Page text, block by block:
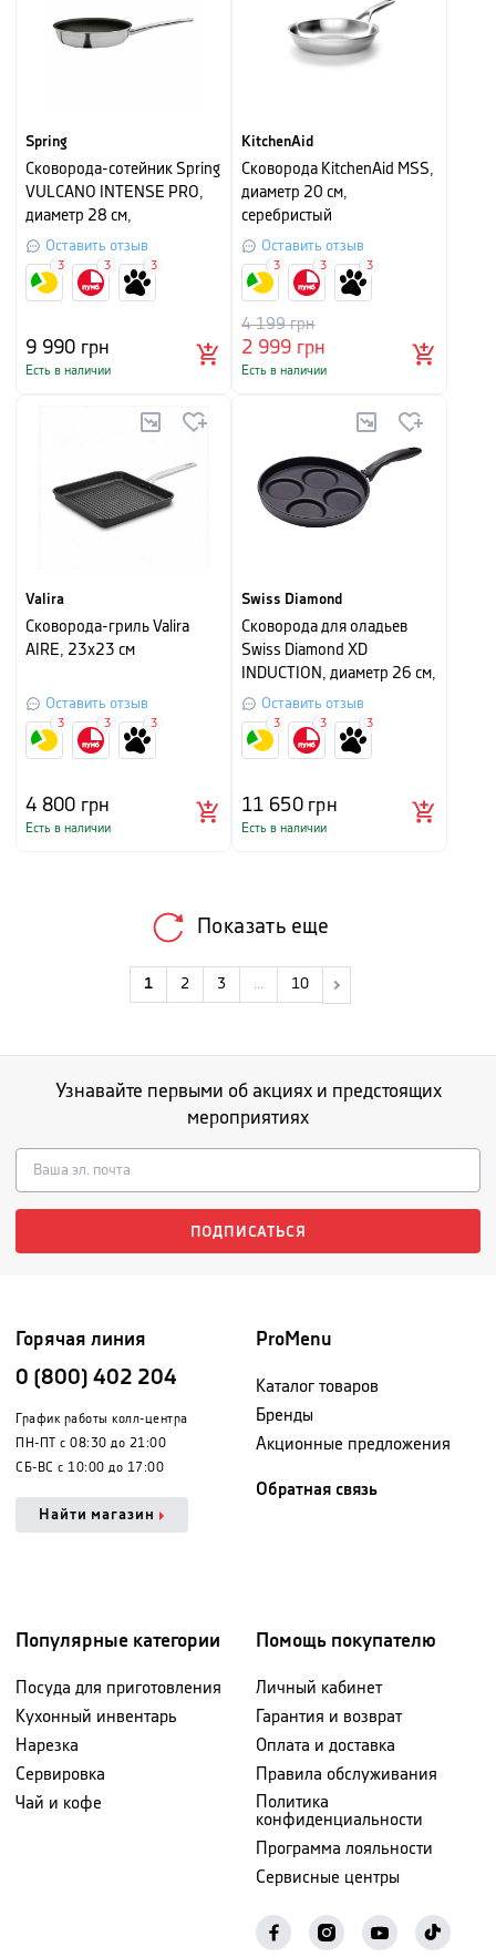
Spring
Сковорода-сотейник Spring
VULCANO INTENSE PRO,
диаметр 28 см,
серебристый
Оставить отзыв
9 990 грн
Есть в наличии
3 3 3
KitchenAid
Сковорода KitchenAid MSS,
диаметр 20 см,
серебристый
Оставить отзыв
2 999 грн
4 199грн
Есть в наличии
3 3 3
Valira
Сковорода-гриль Valira
AIRE, 23x23 см
Оставить отзыв
4 800 грн
Есть в наличии
3 3 3
Swiss Diamond
Сковорода для оладьев
Swiss Diamond XD
INDUCTION, диаметр 26 см,
черная
Оставить отзыв
11 650грн
Есть в наличии
3 3 3
Показать еще
1 2 3 ... 10
Узнавайте первыми об акциях и предстоящих
мероприятиях
ПОДПИСАТЬСЯ
Горячая линия
0 (800) 402 204
График работы колл-центра
ПН-ПТ с 08:30 до 21:00
СБ-ВС с 10:00 до 17:00
Найти магазин
ProMenu
Каталог товаров
Бренды
Акционные предложения
Обратная связь
Популярные категории
Посуда для приготовления
Кухонный инвентарь
Нарезка
Сервировка
Чай и кофе
Помощь покупателю
Личный кабинет
Гарантия и возврат
Оплата и доставка
Правила обслуживания
Политика
конфиденциальности
Программа лояльности
Сервисные центры